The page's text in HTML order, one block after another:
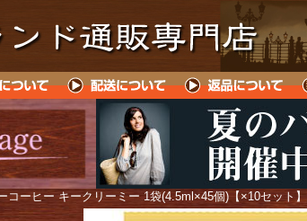
コーヒー キークリーミー 1袋(4.5ml×45個)【×10セット】